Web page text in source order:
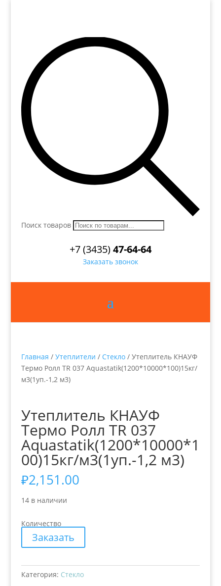
Поиск товаров
+7 (3435)47-64-64
Заказать звонок
Главная / Утеплители / Стекло/ Утеплитель КНАУФ
Термо Ролл TR 037 Aquastatik(1200*10000*100)15кг/
м3(1уп.-1,2 м3)
Утеплитель КНАУФ
Термо Ролл TR 037
Aquastatik(1200*10000*1
00)15кг/м3(1уп.-1,2 м3)
₽2,151.00
14 в наличии
Количество
Заказать
Категория: Стекло